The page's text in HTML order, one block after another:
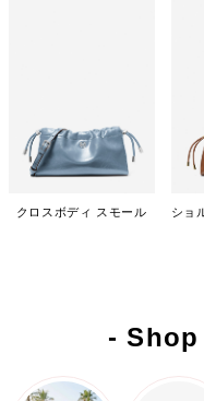
クロスボディ スモール
ショ
-